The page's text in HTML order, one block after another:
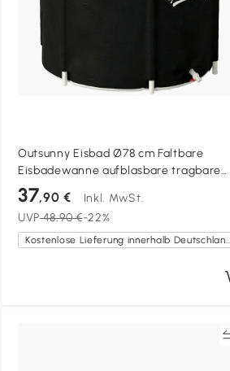
Outsunny Eisbad Ø78 cm Faltbare
Eisbadewanne aufblasbare tragbare
Eistonne 280L mit 3 Isolierschichten
Abdeckung, Schwarz
37,90 €
Inkl. MwSt.
UVP48,90 €-22%
Kostenlose Lieferung innerhalb Deutschlands